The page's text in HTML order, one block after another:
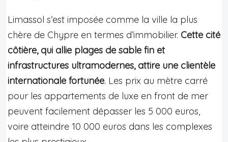
Limassol s’est imposée comme la ville la plus
chère de Chypre en termes d’immobilier. Cette cité
côtière, qui allie plages de sable fin et
infrastructures ultramodernes, attire une clientèle
internationale fortunée. Les prix au mètre carré
pour les appartements de luxe en front de mer
peuvent facilement dépasser les 5 000 euros,
voire atteindre 10 000 euros dans les complexes